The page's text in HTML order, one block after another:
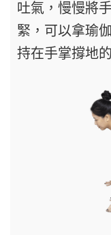
吐氣，慢慢將
緊，可以拿瑜
持在手掌撐地